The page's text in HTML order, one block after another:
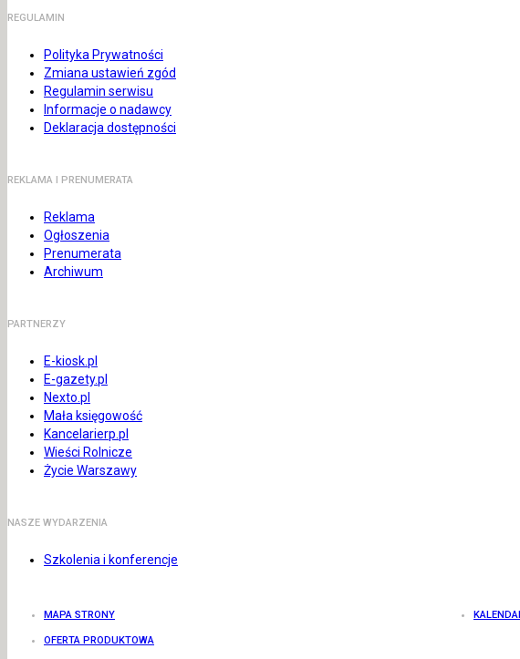
REGULAMIN
Polityka Prywatności
Zmiana ustawień zgód
Regulamin serwisu
Informacje o nadawcy
Deklaracja dostępności
REKLAMA I PRENUMERATA
Reklama
Ogłoszenia
Prenumerata
Archiwum
PARTNERZY
E-kiosk.pl
E-gazety.pl
Nexto.pl
Mała księgowość
Kancelarierp.pl
Wieści Rolnicze
Życie Warszawy
NASZE WYDARZENIA
Szkolenia i konferencje
MAPA STRONY
OFERTA PRODUKTOWA